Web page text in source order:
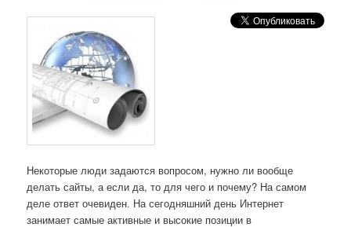
Некоторые люди задаются вопросом, нужно ли вообще
делать сайты, а если да, то для чего и почему? На самом
деле ответ очевиден. На сегодняшний день Интернет
занимает самые активные и высокие позиции в